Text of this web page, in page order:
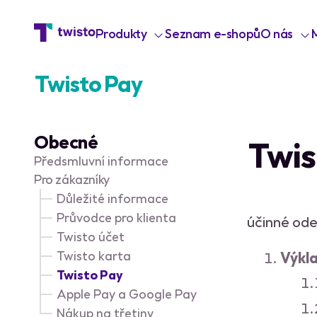
Produkty
Zdarma. Hledej Twisto Pay
mezi platebními metodami.
Zaplatit objednávku
Obchodní podmínky
Seznam e-shopůO nás
O nás
Pro
Jak
Twisto Pay
Obecné
Předsmluvní informace
Pro zákazníky
Důležité informace
Průvodce pro klienta
Twisto účet
Twisto karta
Twisto Pay
Apple Pay a Google Pay
Nákup na třetiny
účinné